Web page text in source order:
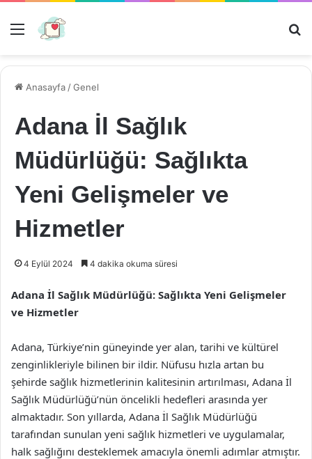
Menü
Anasayfa /Genel
Adana İl Sağlık
Müdürlüğü: Sağlıkta
Yeni Gelişmeler ve
Hizmetler
4 Eylül 2024 4 dakika okuma süresi
Adana İl Sağlık Müdürlüğü: Sağlıkta Yeni Gelişmeler
ve Hizmetler
Adana, Türkiye’nin güneyinde yer alan, tarihi ve kültürel
zenginlikleriyle bilinen bir ildir. Nüfusu hızla artan bu
şehirde sağlık hizmetlerinin kalitesinin artırılması, Adana İl
Sağlık Müdürlüğü’nün öncelikli hedefleri arasında yer
almaktadır. Son yıllarda, Adana İl Sağlık Müdürlüğü
tarafından sunulan yeni sağlık hizmetleri ve uygulamalar,
halk sağlığını desteklemek amacıyla önemli adımlar atmıştır.